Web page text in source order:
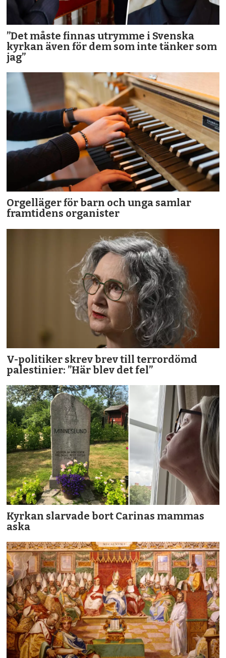
”Det måste finnas utrymme i Svenska
kyrkan även för dem som inte tänker som
jag”
Orgelläger för barn och unga samlar
framtidens organister
V-politiker skrev brev till terror­dömd
palestinier: ”Här blev det fel”
Kyrkan slarvade bort Carinas mammas
aska